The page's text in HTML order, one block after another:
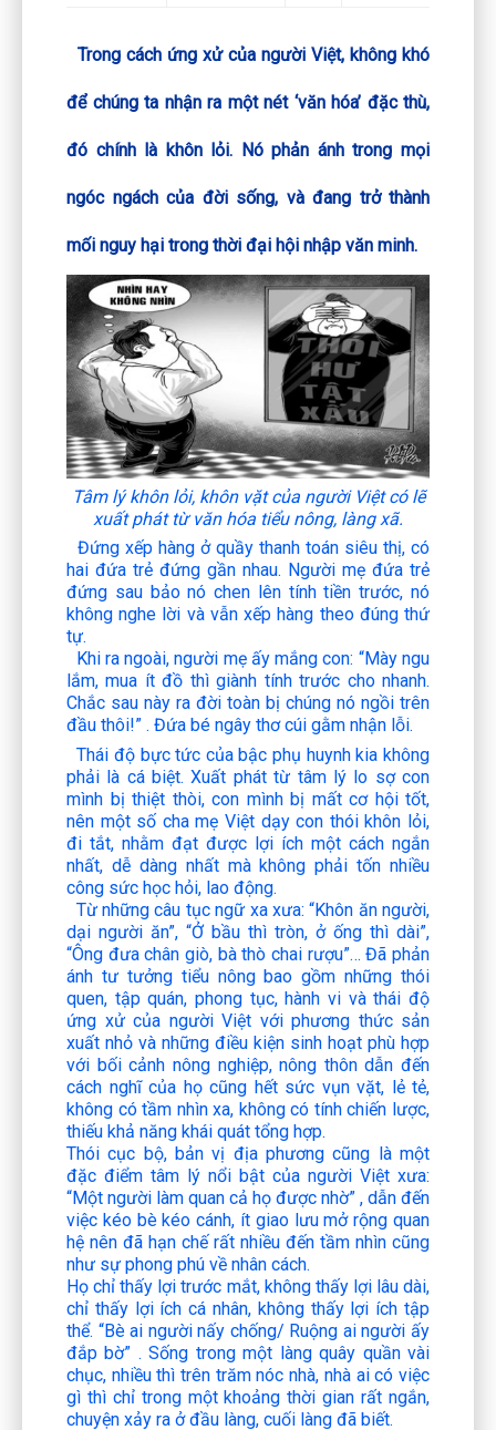
Trong cách ứng xử của người Việt, không khó
để chúng ta nhận ra một nét ‘văn hóa’ đặc thù,
đó chính là khôn lỏi. Nó phản ánh trong mọi
ngóc ngách của đời sống, và đang trở thành
mối nguy hại trong thời đại hội nhập văn minh.
Tâm lý khôn lỏi, khôn vặt của người Việt có lẽ
xuất phát từ văn hóa tiểu nông, làng xã.
Đứng xếp hàng ở quầy thanh toán siêu thị, có
hai đứa trẻ đứng gần nhau. Người mẹ đứa trẻ
đứng sau bảo nó chen lên tính tiền trước, nó
không nghe lời và vẫn xếp hàng theo đúng thứ
tự.
Khi ra ngoài, người mẹ ấy mắng con: “Mày ngu
lắm, mua ít đồ thì giành tính trước cho nhanh.
Chắc sau này ra đời toàn bị chúng nó ngồi trên
đầu thôi!” . Đứa bé ngây thơ cúi gằm nhận lỗi.
Thái độ bực tức của bậc phụ huynh kia không
phải là cá biệt. Xuất phát từ tâm lý lo sợ con
mình bị thiệt thòi, con mình bị mất cơ hội tốt,
nên một số cha mẹ Việt dạy con thói khôn lỏi,
đi tắt, nhằm đạt được lợi ích một cách ngắn
nhất, dễ dàng nhất mà không phải tốn nhiều
công sức học hỏi, lao động.
Từ những câu tục ngữ xa xưa:“Khôn ăn người,
dại người ăn”, “Ở bầu thì tròn, ở ống thì dài”,
“Ông đưa chân giò, bà thò chai rượu”… Đã phản
ánh tư tưởng tiểu nông bao gồm những thói
quen, tập quán, phong tục, hành vi và thái độ
ứng xử của người Việt với phương thức sản
xuất nhỏ và những điều kiện sinh hoạt phù hợp
với bối cảnh nông nghiệp, nông thôn dẫn đến
cách nghĩ của họ cũng hết sức vụn vặt, lẻ tẻ,
không có tầm nhìn xa, không có tính chiến lược,
thiếu khả năng khái quát tổng hợp.
Thói cục bộ, bản vị địa phương cũng là một
đặc điểm tâm lý nổi bật của người Việt xưa:
“Một người làm quan cả họ được nhờ” , dẫn đến
việc kéo bè kéo cánh, ít giao lưu mở rộng quan
hệ nên đã hạn chế rất nhiều đến tầm nhìn cũng
như sự phong phú về nhân cách.
Họ chỉ thấy lợi trước mắt, không thấy lợi lâu dài,
chỉ thấy lợi ích cá nhân, không thấy lợi ích tập
thể. “Bè ai người nấy chống/ Ruộng ai người ấy
đắp bờ” . Sống trong một làng quây quần vài
chục, nhiều thì trên trăm nóc nhà, nhà ai có việc
gì thì chỉ trong một khoảng thời gian rất ngắn,
chuyện xảy ra ở đầu làng, cuối làng đã biết.